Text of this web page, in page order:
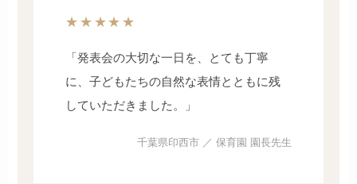
★★★★★
「発表会の大切な一日を、とても丁寧
に、子どもたちの自然な表情とともに残
していただきました。」
千葉県印西市 ／ 保育園 園長先生